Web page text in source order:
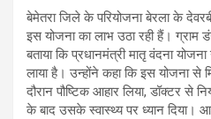
बेमेतरा जिले के परियोजना बेरला के
इस योजना का लाभ उठा रही हैं। ग्राम
बताया कि प्रधानमंत्री मातृ वंदना
लाया है। उन्होंने कहा कि इस योजना से
दौरान पौष्टिक आहार लिया, डॉक्टर से
के बाद उसके स्वास्थ्य पर ध्यान दिया।